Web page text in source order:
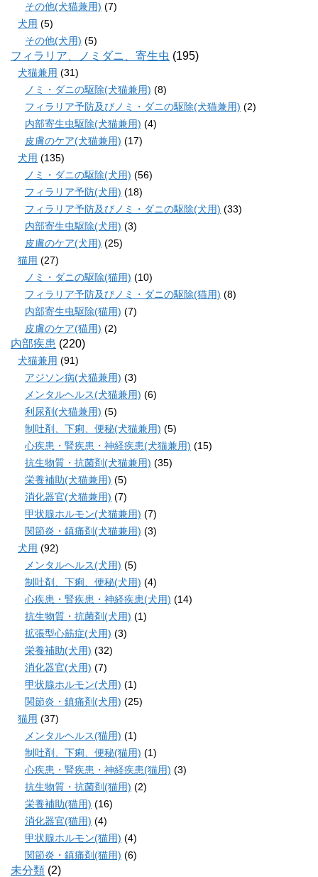
その他(犬猫兼用) (7)
犬用 (5)
その他(犬用) (5)
フィラリア、ノミダニ、寄生虫 (195)
犬猫兼用 (31)
ノミ・ダニの駆除(犬猫兼用) (8)
フィラリア予防及びノミ・ダニの駆除(犬猫兼用) (2)
内部寄生虫駆除(犬猫兼用) (4)
皮膚のケア(犬猫兼用) (17)
犬用 (135)
ノミ・ダニの駆除(犬用) (56)
フィラリア予防(犬用) (18)
フィラリア予防及びノミ・ダニの駆除(犬用) (33)
内部寄生虫駆除(犬用) (3)
皮膚のケア(犬用) (25)
猫用 (27)
ノミ・ダニの駆除(猫用) (10)
フィラリア予防及びノミ・ダニの駆除(猫用) (8)
内部寄生虫駆除(猫用) (7)
皮膚のケア(猫用) (2)
内部疾患 (220)
犬猫兼用 (91)
アジソン病(犬猫兼用) (3)
メンタルヘルス(犬猫兼用) (6)
利尿剤(犬猫兼用) (5)
制吐剤、下痢、便秘(犬猫兼用) (5)
心疾患・腎疾患・神経疾患(犬猫兼用) (15)
抗生物質・抗菌剤(犬猫兼用) (35)
栄養補助(犬猫兼用) (5)
消化器官(犬猫兼用) (7)
甲状腺ホルモン(犬猫兼用) (7)
関節炎・鎮痛剤(犬猫兼用) (3)
犬用 (92)
メンタルヘルス(犬用) (5)
制吐剤、下痢、便秘(犬用) (4)
心疾患・腎疾患・神経疾患(犬用) (14)
抗生物質・抗菌剤(犬用) (1)
拡張型心筋症(犬用) (3)
栄養補助(犬用) (32)
消化器官(犬用) (7)
甲状腺ホルモン(犬用) (1)
関節炎・鎮痛剤(犬用) (25)
猫用 (37)
メンタルヘルス(猫用) (1)
制吐剤、下痢、便秘(猫用) (1)
心疾患・腎疾患・神経疾患(猫用) (3)
抗生物質・抗菌剤(猫用) (2)
栄養補助(猫用) (16)
消化器官(猫用) (4)
甲状腺ホルモン(猫用) (4)
関節炎・鎮痛剤(猫用) (6)
未分類 (2)